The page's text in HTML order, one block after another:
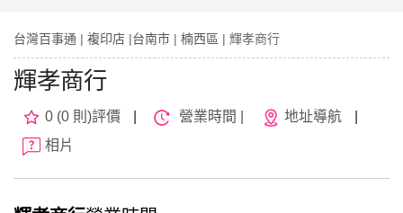
台灣百事通 | 複印店 |台南市 | 楠西區 | 輝孝商行
輝孝商行
0 (0 則)評價 營業時間 | 地址導航
相片